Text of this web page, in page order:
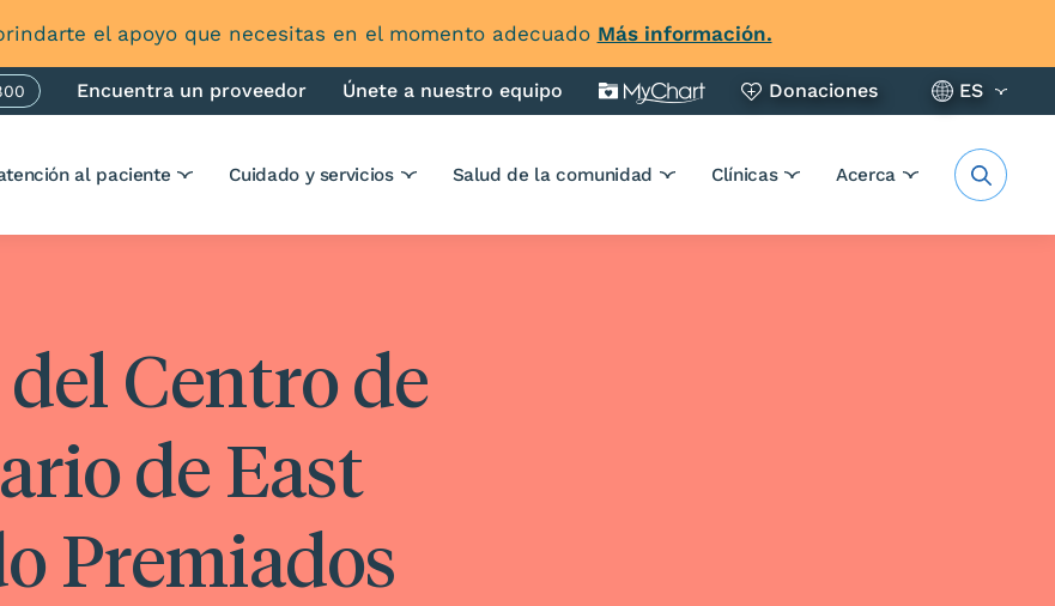
el apoyo que necesitas en el momento adecuado Más información.
Encuentra un proveedor Únete a nuestro equipo Donaciones ES
al paciente Cuidado y servicios Salud de la comunidad Clínicas Acerca
Centro de
de East
Premiados